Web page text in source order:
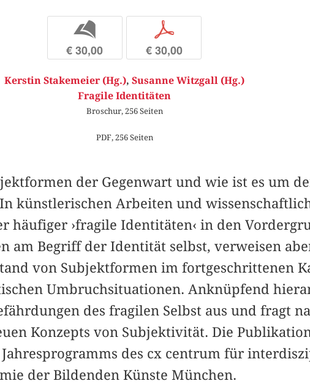
b
€ 30,00
p
€ 30,00
Kerstin Stakemeier (Hg.), Susanne Witzgall (Hg.)
Fragile Identitäten
Broschur, 256 Seiten
PDF, 256 Seiten
der Gegenwart und wie ist es um
künstlerischen Arbeiten und
häufiger ›fragile Identitäten‹ in den
am Begriff der Identität selbst, verweisen
von Subjektformen im fortgeschrittenen
Umbruchsituationen. Anknüpfend
des fragilen Selbst aus und fragt
Konzepts von Subjektivität. Die
des cx centrum für
der Bildenden Künste München.